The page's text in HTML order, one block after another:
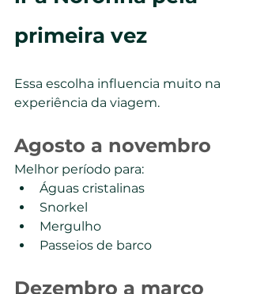
primeira vez
Essa escolha influencia muito na
experiência da viagem.
Agosto a novembro
Melhor período para:
Águas cristalinas
Snorkel
Mergulho
Passeios de barco
Dezembro a março